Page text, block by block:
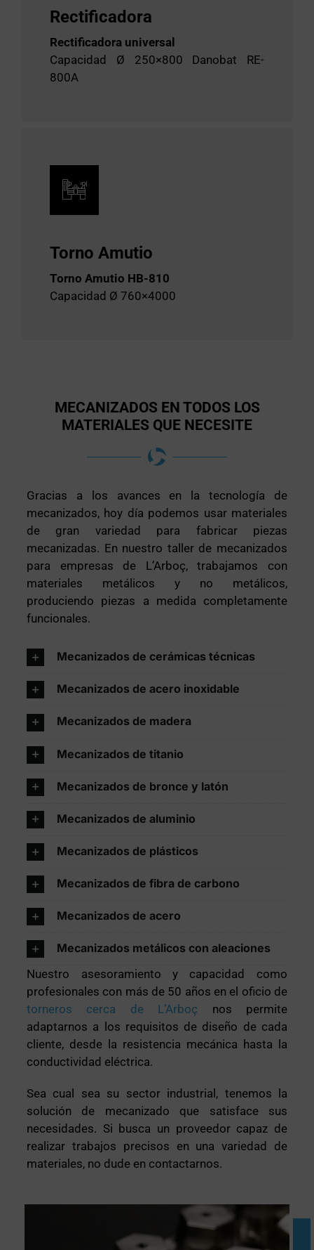
Rectificadora
Rectificadora universal
Capacidad Ø 250×800 Danobat RE-
800A
Torno Amutio
Torno Amutio HB-810
Capacidad Ø 760×4000
MECANIZADOS EN TODOS LOS
MATERIALES QUE NECESITE
Gracias a los avances en la tecnología de
mecanizados, hoy día podemos usar materiales
de gran variedad para fabricar piezas
mecanizadas. En nuestro taller de mecanizados
para empresas de L’Arboç, trabajamos con
materiales metálicos y no metálicos,
produciendo piezas a medida completamente
funcionales.
Mecanizados de cerámicas técnicas
Mecanizados de acero inoxidable
Mecanizados de madera
Mecanizados de titanio
Mecanizados de bronce y latón
Mecanizados de aluminio
Mecanizados de plásticos
Mecanizados de fibra de carbono
Mecanizados de acero
Mecanizados metálicos con aleaciones
Nuestro asesoramiento y capacidad como
profesionales con más de 50 años en el oficio de
torneros cerca de L’Arboç nos permite
adaptarnos a los requisitos de diseño de cada
cliente, desde la resistencia mecánica hasta la
conductividad eléctrica.
Sea cual sea su sector industrial, tenemos la
solución de mecanizado que satisface sus
necesidades. Si busca un proveedor capaz de
realizar trabajos precisos en una variedad de
materiales, no dude en contactarnos.